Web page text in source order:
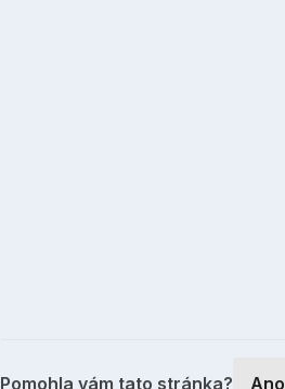
Pomohla vám tato stránka? Ano